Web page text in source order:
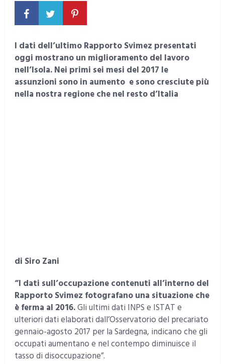
I dati dell’ultimo Rapporto Svimez presentati
oggi mostrano un miglioramento del lavoro
nell’Isola. Nei primi sei mesi del 2017 le
assunzioni sono in aumento e sono cresciute più
nella nostra regione che nel resto d’Italia
di Siro Zani
“I dati sull’occupazione contenuti all’interno del
Rapporto Svimez fotografano una situazione che
è ferma al 2016.Gli ultimi dati INPS e ISTAT e
ulteriori dati elaborati dall’Osservatorio del precariato
gennaio-agosto 2017 per la Sardegna, indicano che gli
occupati aumentano e nel contempo diminuisce il
tasso di disoccupazione”.